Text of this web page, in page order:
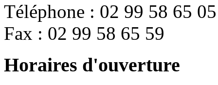
Téléphone : 02 99 58 65 05
Fax : 02 99 58 65 59
Horaires d'ouverture